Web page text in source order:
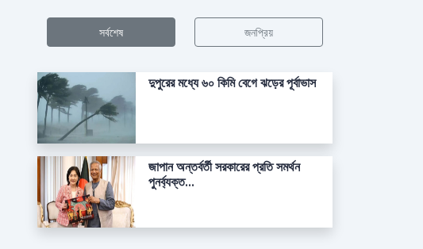
সর্বশেষ জনপ্রিয়
দুপুরের মধ্যে ৬০ কিমি বেগে ঝড়ের পূর্বাভাস
জাপান অন্তর্বর্তী সরকারের প্রতি সমর্থন
পুনর্ব্যক্ত...